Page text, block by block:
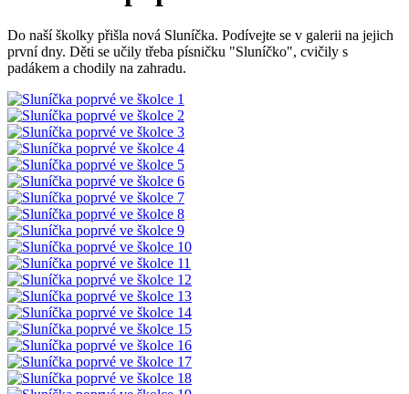
Do naší školky přišla nová Sluníčka. Podívejte se v galerii na jejich
první dny. Děti se učily třeba písničku "Sluníčko", cvičily s
padákem a chodily na zahradu.